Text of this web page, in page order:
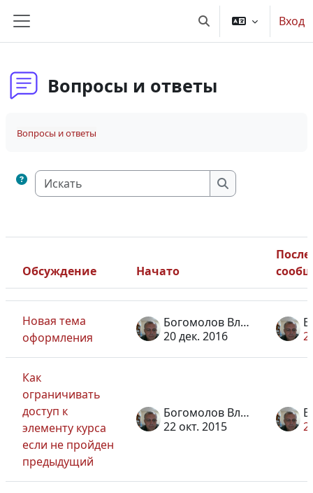
Боковая панель Изменить данные
Вход
Вопросы и ответы
Вопросы и ответы
Искать
Искать
Статус
Обсуждение Начато
Новая тема
оформления
Богомолов Владислав Афанасьевич
20 дек. 2016
Как
ограничивать
доступ к
элементу курса
если не пройден
предыдущий
Богомолов Владислав Афанасьевич
22 окт. 2015